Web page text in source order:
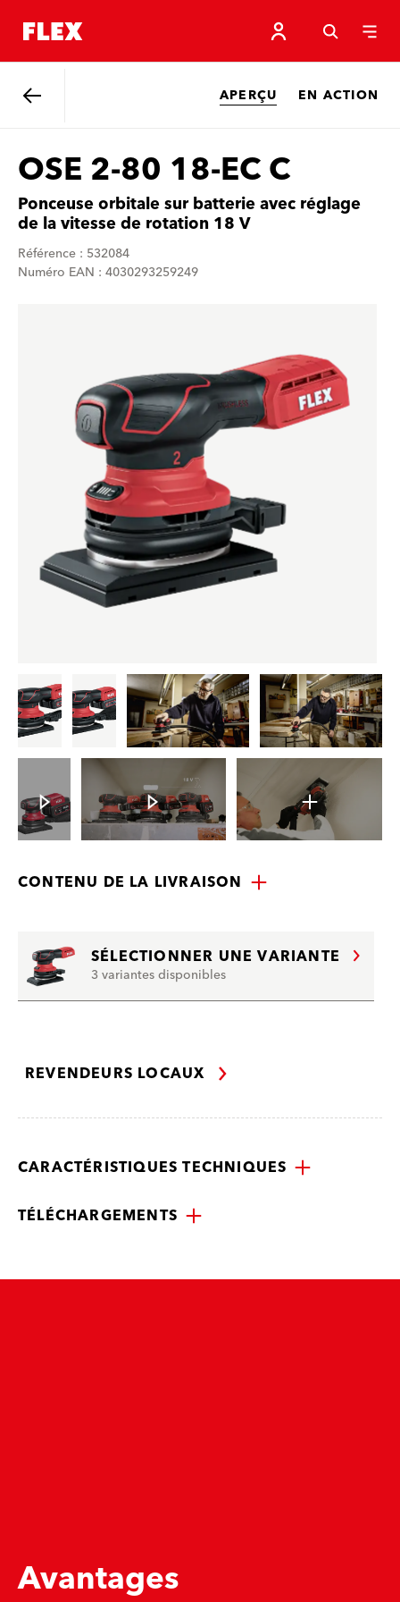
APERÇU EN ACTION
OSE 2-80 18-EC C
Ponceuse orbitale sur batterie avec réglage
de la vitesse de rotation 18 V
Référence : 532084
Numéro EAN : 4030293259249
CONTENU DE LA LIVRAISON
SÉLECTIONNER UNE VARIANTE
3 variantes disponibles
REVENDEURS LOCAUX
CARACTÉRISTIQUES TECHNIQUES
TÉLÉCHARGEMENTS
Avantages